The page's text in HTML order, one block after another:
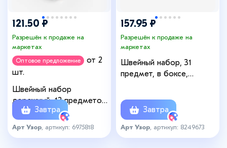
121.50 ₽
Разрешён к продаже на
маркетах
Оптовое предложение
от 2
шт.
Швейный набор
дорожный, 12 предметов,
в футляре, 4.2×8 см,
МИКС
Завтра
Арт Узор , артикул: 6975818
157.95 ₽
Разрешён к продаже на
маркетах
Швейный набор, 31
предмет, в боксе,
Завтра
Арт Узор , артикул: 8249673